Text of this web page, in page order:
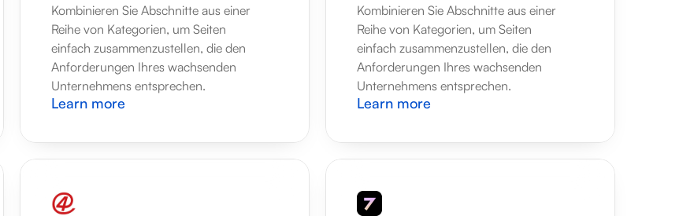
Kombinieren Sie Abschnitte aus einer
Reihe von Kategorien, um Seiten
einfach zusammenzustellen, die den
Anforderungen Ihres wachsenden
Unternehmens entsprechen.
Learn more
Kombinieren Sie Abschnitte aus einer
Reihe von Kategorien, um Seiten
einfach zusammenzustellen, die den
Anforderungen Ihres wachsenden
Unternehmens entsprechen.
Learn more